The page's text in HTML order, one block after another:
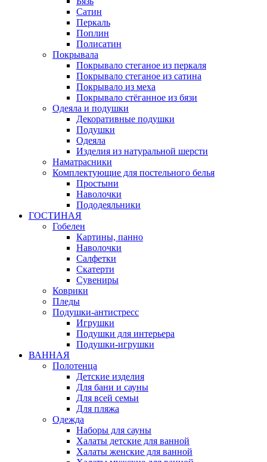
Сатин
Перкаль
Поплин
Полисатин
Покрывала
Покрывало стеганое из перкаля
Покрывало стеганое из сатина
Покрывало из меха
Покрывало стёганное из бязи
Одеяла и подушки
Декоративные подушки
Подушки
Одеяла
Изделия из натуральной шерсти
Наматраcники
Комплектующие для постельного белья
Простыни
Наволочки
Пододеяльники
ГОСТИНАЯ
Гобелен
Картины, панно
Наволочки
Салфетки
Скатерти
Сувениры
Коврики
Пледы
Подушки-антистресс
Игрушки
Подушки для интерьера
Подушки-игрушки
ВАННАЯ
Полотенца
Детские изделия
Для бани и сауны
Для всей семьи
Для пляжа
Одежда
Наборы для сауны
Халаты детские для ванной
Халаты женские для ванной